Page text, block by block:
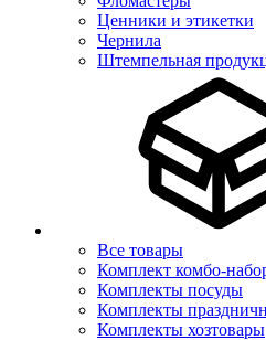
Ценники и этикетки
Чернила
Штемпельная
Все товары
Комплект комбо-
Комплекты посуды
Комплекты
Комплекты хозтовары